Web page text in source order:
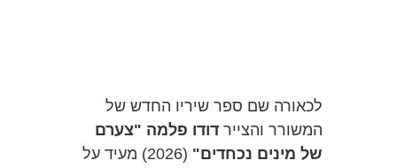
לכאורה שם ספר שיריו החדש של
המשורר והצייר דודו פלמה "צערם
של מינים נכחדים"
(2026) מעיד על